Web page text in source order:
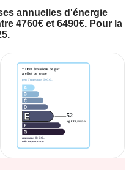
annuelles
est estimé entre
moyens des énergies
sur
annuelles d'énergie
4760€ et 6490€. Pour la